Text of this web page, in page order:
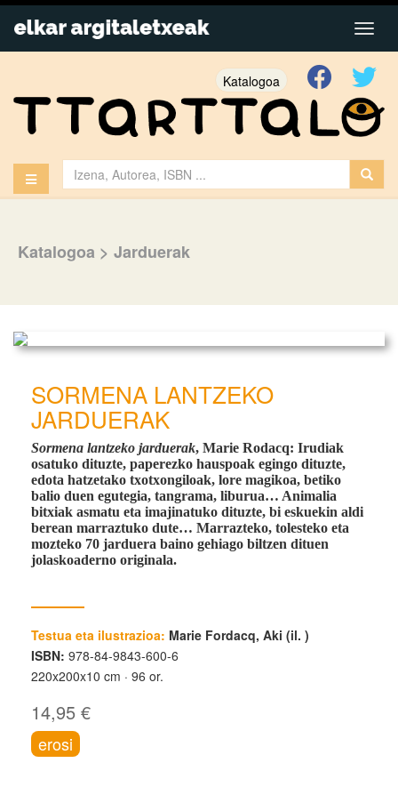
Katalogoa
Katalogoa > Jarduerak
SORMENA LANTZEKO
JARDUERAK
Sormena lantzeko jarduerak, Marie Rodacq: Irudiak
osatuko dituzte, paperezko hauspoak egingo dituzte,
edota hatzetako txotxongiloak, lore magikoa, betiko
balio duen egutegia, tangrama, liburua… Animalia
bitxiak asmatu eta imajinatuko dituzte, bi eskuekin aldi
berean marraztuko dute… Marrazteko, tolesteko eta
mozteko 70 jarduera baino gehiago biltzen dituen
jolaskoaderno originala.
Testua eta ilustrazioa: Marie Fordacq, Aki (il. )
ISBN: 978-84-9843-600-6
220x200x10 cm
96 or.
14,95 €
erosi